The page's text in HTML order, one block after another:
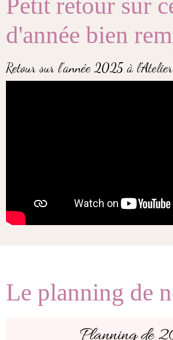
Petit retour sur
d'année bien
Retour sur l’année 2025 à
Le planning de